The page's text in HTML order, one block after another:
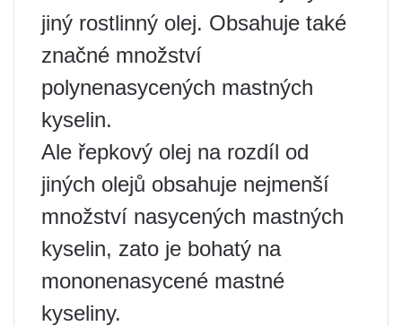
jiný rostlinný olej. Obsahuje také
značné množství
polynenasycených mastných
kyselin.
Ale řepkový olej na rozdíl od
jiných olejů obsahuje nejmenší
množství nasycených mastných
kyselin, zato je bohatý na
mononenasycené mastné
kyseliny.